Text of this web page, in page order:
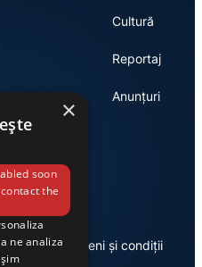
Cultură
Reportaj
Anunțuri
Termeni și condiții
×
soon
the
ne analiza